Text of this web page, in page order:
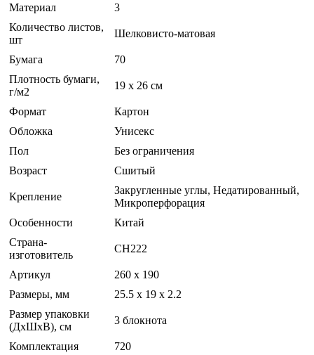
Материал
3
Количество листов,
шт
Шелковисто-матовая
Бумага
70
Плотность бумаги,
г/м2
19 x 26 см
Формат
Картон
Обложка
Унисекс
Пол
Без ограничения
Возраст
Сшитый
Крепление
Закругленные углы, Недатированный,
Микроперфорация
Особенности
Китай
Страна-
изготовитель
CH222
Артикул
260 х 190
Размеры, мм
25.5 x 19 x 2.2
Размер упаковки
(ДхШхВ), см
3 блокнота
Комплектация
720